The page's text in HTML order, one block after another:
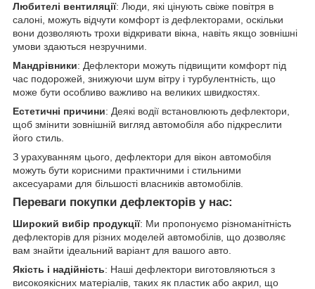
Любителі вентиляції: Люди, які цінують свіже повітря в
салоні, можуть відчути комфорт із дефлекторами, оскільки
вони дозволяють трохи відкривати вікна, навіть якщо зовнішні
умови здаються незручними.
Мандрівники: Дефлектори можуть підвищити комфорт під
час подорожей, знижуючи шум вітру і турбулентність, що
може бути особливо важливо на великих швидкостях.
Естетичні причини: Деякі водії встановлюють дефлектори,
щоб змінити зовнішній вигляд автомобіля або підкреслити
його стиль.
З урахуванням цього, дефлектори для вікон автомобіля
можуть бути корисними практичними і стильними
аксесуарами для більшості власників автомобілів.
Переваги покупки дефлекторів у нас:
Широкий вибір продукції: Ми пропонуємо різноманітність
дефлекторів для різних моделей автомобілів, що дозволяє
вам знайти ідеальний варіант для вашого авто.
Якість і надійність: Наші дефлектори виготовляються з
високоякісних матеріалів, таких як пластик або акрил, що